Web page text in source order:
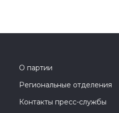
О партии
Региональные отделения
Контакты пресс-службы